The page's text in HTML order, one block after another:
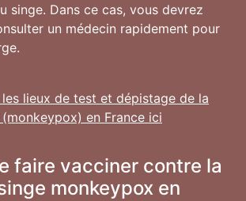
singe. Dans ce cas, vous devrez
un médecin rapidement pour
lieux de test et dépistage de la
en France ici
faire vacciner contre la
monkeypox en